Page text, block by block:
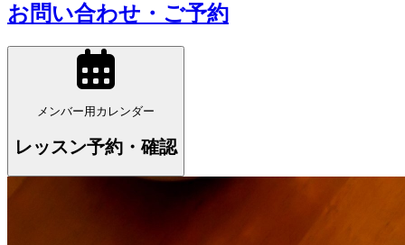
お問い合わせ・ご予約
メンバー用カレンダー
レッスン予約・確認